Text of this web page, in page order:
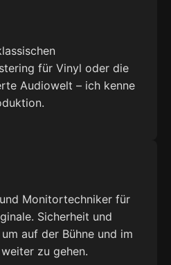
für Vinyl oder die
Audiowelt – ich kenne
Monitortechniker für
Sicherheit und
auf der Bühne und im
zu gehen.